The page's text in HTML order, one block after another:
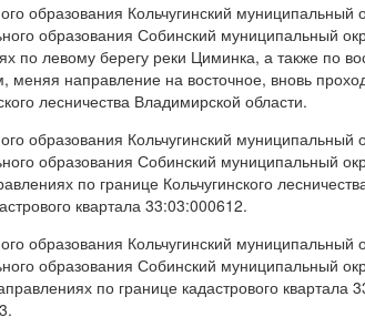
образования Кольчугинский муниципальный
образования Собинский муниципальный
по левому берегу реки Циминка, а также по
направление на восточное, вновь
лесничества Владимирской области.
образования Кольчугинский муниципальный
образования Собинский муниципальный
по границе Кольчугинского
квартала 33:03:000612.
образования Кольчугинский муниципальный
образования Собинский муниципальный
по границе кадастрового квартала